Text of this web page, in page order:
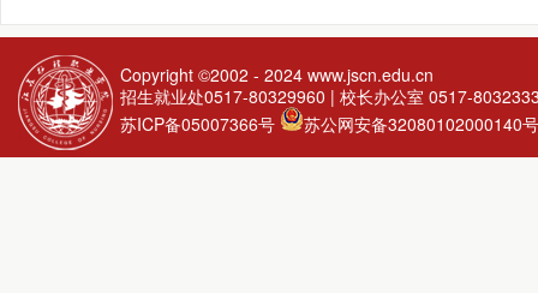
Copyright ©2002 - 2024 www.jscn.edu.cn
招生就业处0517-80329960 | 校长办公室 0517-
苏ICP备05007366号
苏公网安备32080102000140号